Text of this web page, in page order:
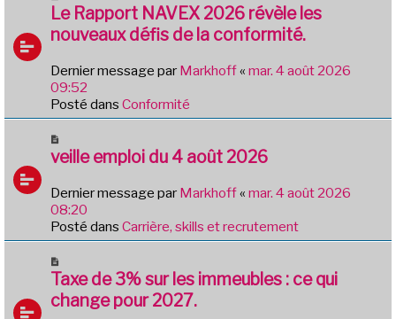
g
e
o
u
v
a
u
m
s
g
e
Le Rapport NAVEX 2026 révèle les
nouveaux défis de la conformité.
Dernier message par Markhoff« mar. 4 août 2026
09:52
Posté dans Conformité
o
v
e
a
u
e
s
s
veille emploi du 4 août 2026
Dernier message par Markhoff« mar. 4 août 2026
08:20
Posté dans Carrière, skills et recrutement
o
u
v
Taxe de 3% sur les immeubles : ce qui
change pour 2027.